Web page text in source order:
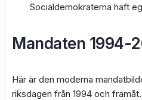
Socialdemokraterna haft
Mandaten 1994-
Här är den moderna
riksdagen från 1994 och framåt.